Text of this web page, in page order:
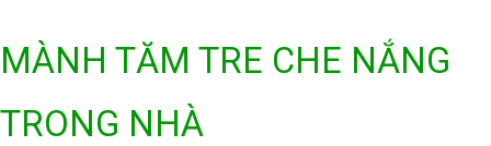
MÀNH TĂM TRE CHE NẮNG
TRONG NHÀ